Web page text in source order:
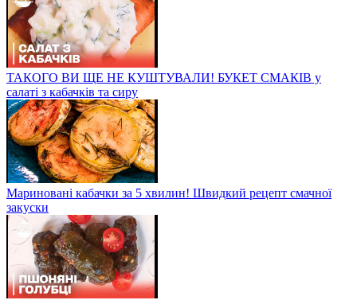
ТАКОГО ВИ ЩЕ НЕ КУШТУВАЛИ! БУКЕТ СМАКІВ у
салаті з кабачків та сиру
Мариновані кабачки за 5 хвилин! Швидкий рецепт смачної
закуски